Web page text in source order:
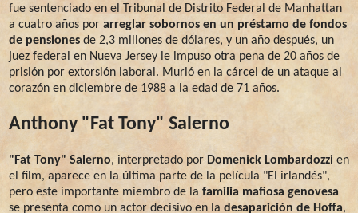
fue sentenciado en el Tribunal de Distrito Federal de Manhattan
a cuatro años por arreglar sobornos en un préstamo de fondos
de pensiones de 2,3 millones de dólares, y un año después, un
juez federal en Nueva Jersey le impuso otra pena de 20 años de
prisión por extorsión laboral. Murió en la cárcel de un ataque al
corazón en diciembre de 1988 a la edad de 71 años.
Anthony "Fat Tony" Salerno
"Fat Tony" Salerno, interpretado por Domenick Lombardozzi en
el film, aparece en la última parte de la película "El irlandés",
pero este importante miembro de la familia mafiosa genovesa
se presenta como un actor decisivo en la desaparición de Hoffa,